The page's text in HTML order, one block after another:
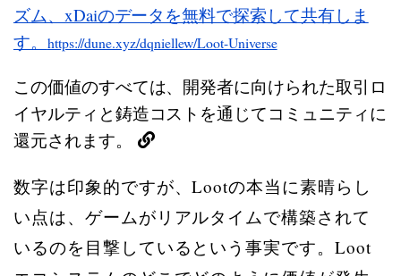
ズム、xDaiのデータを無料で探索して共有しま
す。
https://dune.xyz/dqniellew/Loot-Universe
この価値のすべては、開発者に向けられた取引ロ
イヤルティと鋳造コストを通じてコミュニティに
還元されます。
数字は印象的ですが、Lootの本当に素晴らし
い点は、ゲームがリアルタイムで構築されて
いるのを目撃しているという事実です。Loot